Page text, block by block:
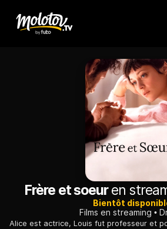
Frère et soeuren
Bientôt
Films en streaming